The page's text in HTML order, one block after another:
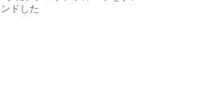
ンドした